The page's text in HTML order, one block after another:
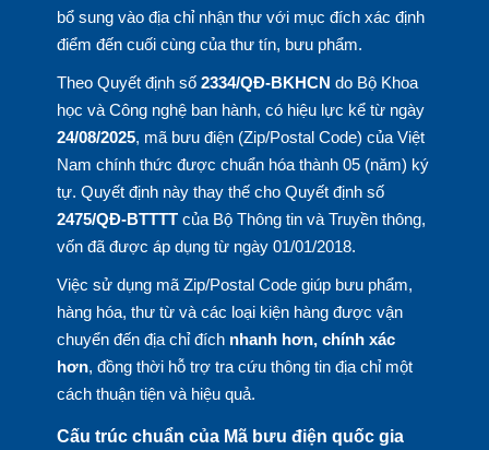
bổ sung vào địa chỉ nhận thư với mục đích xác định
điểm đến cuối cùng của thư tín, bưu phẩm.
Theo Quyết định số 2334/QĐ-BKHCN do Bộ Khoa
học và Công nghệ ban hành, có hiệu lực kể từ ngày
24/08/2025, mã bưu điện (Zip/Postal Code) của Việt
Nam chính thức được chuẩn hóa thành 05 (năm) ký
tự. Quyết định này thay thế cho Quyết định số
2475/QĐ-BTTTTcủa Bộ Thông tin và Truyền thông,
vốn đã được áp dụng từ ngày 01/01/2018.
Việc sử dụng mã Zip/Postal Code giúp bưu phẩm,
hàng hóa, thư từ và các loại kiện hàng được vận
chuyển đến địa chỉ đích nhanh hơn, chính xác
hơn, đồng thời hỗ trợ tra cứu thông tin địa chỉ một
cách thuận tiện và hiệu quả.
Cấu trúc chuẩn của Mã bưu điện quốc gia